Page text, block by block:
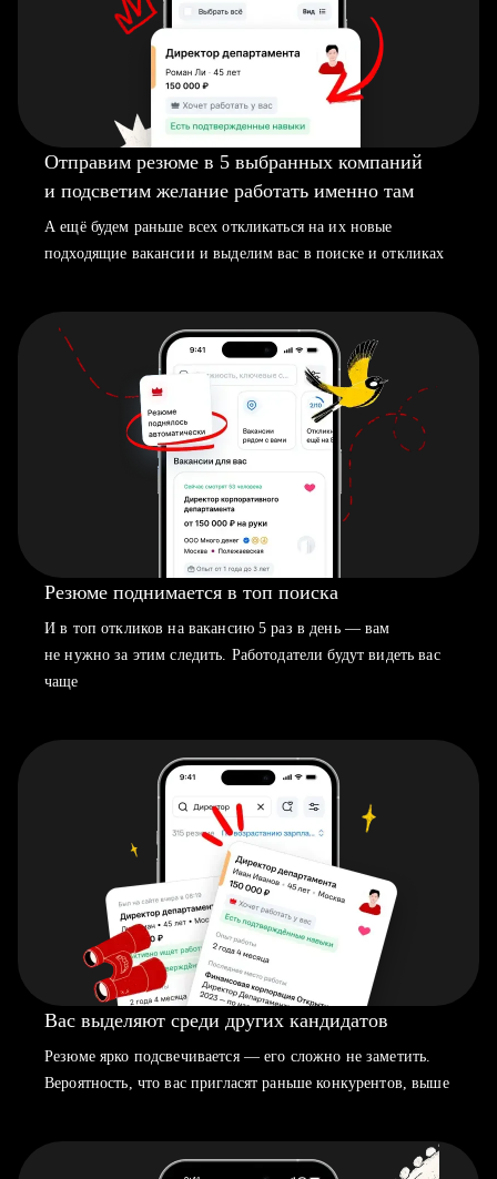
Отправим резюме в 5 выбранных компаний
и подсветим желание работать именно там
А ещё будем раньше всех откликаться на их новые
подходящие вакансии и выделим вас в поиске и откликах
Резюме поднимается в топ поиска
И в топ откликов на вакансию 5 раз в день — вам
не нужно за этим следить. Работодатели будут видеть вас
чаще
Вас выделяют среди других кандидатов
Резюме ярко подсвечивается — его сложно не заметить.
Вероятность, что вас пригласят раньше конкурентов, выше